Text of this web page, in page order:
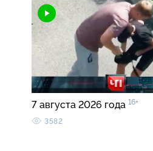
7 августа 2026 года 16+
3582